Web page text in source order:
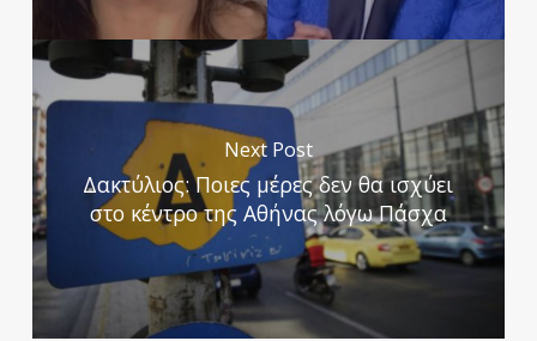
Next Post
Δακτύλιος: Ποιες μέρες δεν θα ισχύει
στο κέντρο της Αθήνας λόγω Πάσχα